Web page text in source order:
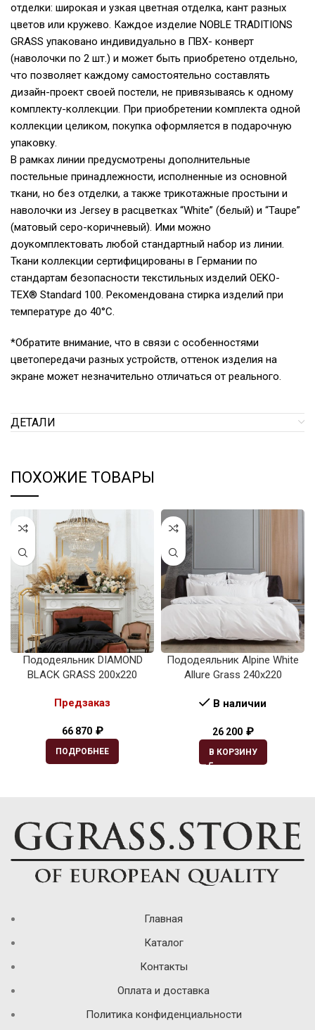
отделки: широкая и узкая цветная отделка, кант разных
цветов или кружево. Каждое изделие NOBLE TRADITIONS
GRASS упаковано индивидуально в ПВХ- конверт
(наволочки по 2 шт.) и может быть приобретено отдельно,
что позволяет каждому самостоятельно составлять
дизайн-проект своей постели, не привязываясь к одному
комплекту-коллекции. При приобретении комплекта одной
коллекции целиком, покупка оформляется в подарочную
упаковку.
В рамках линии предусмотрены дополнительные
постельные принадлежности, исполненные из основной
ткани, но без отделки, а также трикотажные простыни и
наволочки из Jersey в расцветках “White” (белый) и “Taupe”
(матовый серо-коричневый). Ими можно
доукомплектовать любой стандартный набор из линии.
Ткани коллекции сертифицированы в Германии по
стандартам безопасности текстильных изделий OEKO-
TEX® Standard 100. Рекомендована стирка изделий при
температуре до 40°С.
*Обратите внимание, что в связи с особенностями
цветопередачи разных устройств, оттенок изделия на
экране может незначительно отличаться от реального.
ДЕТАЛИ
ПОХОЖИЕ ТОВАРЫ
Пододеяльник DIAMOND
BLACK GRASS 200х220
Предзаказ
66 870 ₽
ПОДРОБНЕЕ
Пододеяльник Alpine White
Allure Grass 240х220
В наличии
26 200 ₽
В КОРЗИНУ
Главная
Каталог
Контакты
Оплата и доставка
Политика конфиденциальности